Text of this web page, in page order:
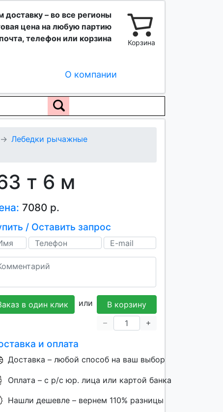
доставку – во все регионы
цена на любую партию
телефон или корзина
Корзина
О компании
Лебедки рычажные
т 6 м
7080 р.
/ Оставить запрос
в один клик или В корзину
и оплата
Доставка – любой способ на ваш выбор
Оплата – с р/с юр. лица или картой банка
Нашли дешевле – вернем 110% разницы